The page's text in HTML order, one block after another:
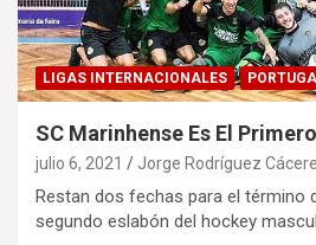
LIGAS INTERNACIONALES
SC Marinhense Es El
julio 6, 2021 Jorge Rodríguez
Restan dos fechas para el término
segundo eslabón del hockey